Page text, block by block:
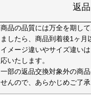
返
商品の品質には万全を期し
ましたら、商品到着後1ヶ月
イメージ違いやサイズ違い
応いたします。
一部の返品交換対象外の商
せんので、あらかじめご了承